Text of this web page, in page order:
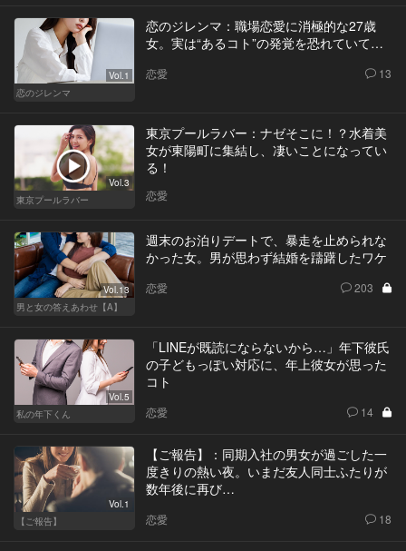
Vol.1
恋のジレンマ
恋のジレンマ：職場恋愛に消極的な27歳
女。実は“あるコト”の発覚を恐れていて…
恋愛 13
Vol.3
東京プールラバー
東京プールラバー：ナゼそこに！？水着美
女が東陽町に集結し、凄いことになってい
る！
恋愛
Vol.13
男と女の答えあわせ【A】
週末のお泊りデートで、暴走を止められな
かった女。男が思わず結婚を躊躇したワケ
恋愛 203
Vol.5
私の年下くん
「LINEが既読にならないから…」年下彼氏
の子どもっぽい対応に、年上彼女が思った
コト
恋愛 14
Vol.1
【ご報告】
【ご報告】：同期入社の男女が過ごした一
度きりの熱い夜。いまだ友人同士ふたりが
数年後に再び…
恋愛 18